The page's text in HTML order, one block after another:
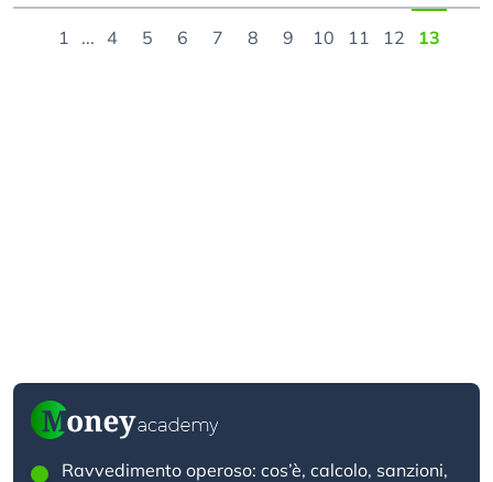
1 ... 4 5 6 7 8 9 10 11 12 13
Ravvedimento operoso: cos’è, calcolo, sanzioni,